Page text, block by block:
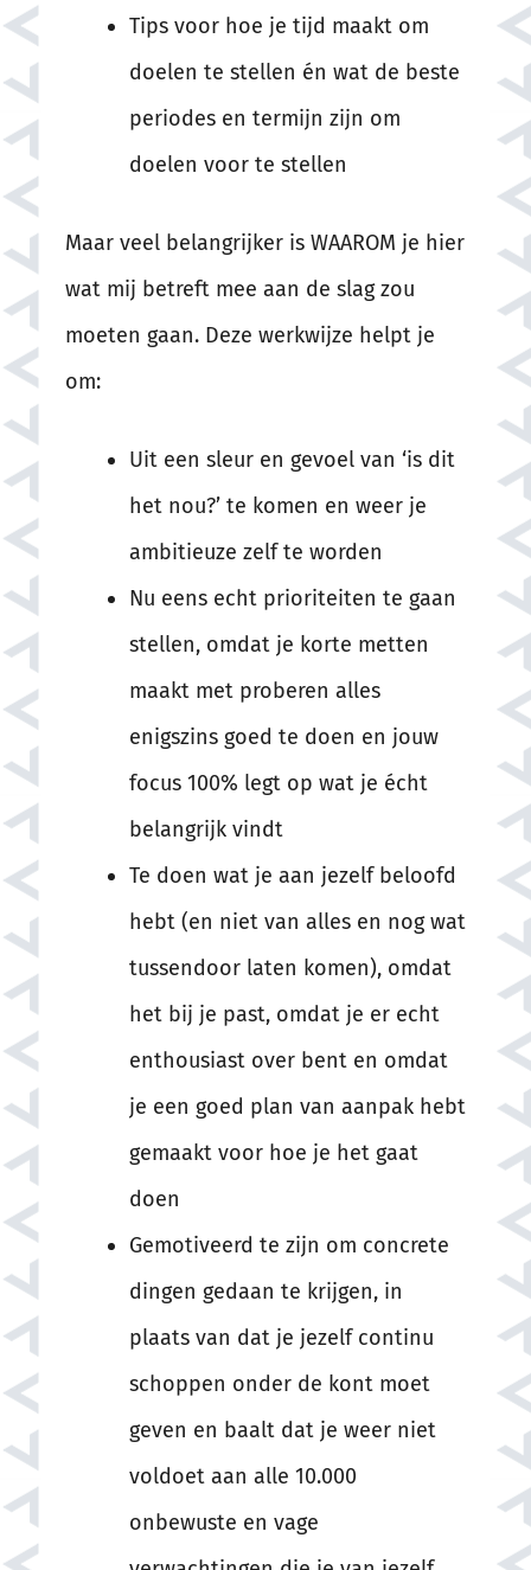
Tips voor hoe je tijd maakt om
doelen te stellen én wat de beste
periodes en termijn zijn om
doelen voor te stellen
Maar veel belangrijker is WAAROM je hier
wat mij betreft mee aan de slag zou
moeten gaan. Deze werkwijze helpt je
om:
Uit een sleur en gevoel van ‘is dit
het nou?’ te komen en weer je
ambitieuze zelf te worden
Nu eens echt prioriteiten te gaan
stellen, omdat je korte metten
maakt met proberen alles
enigszins goed te doen en jouw
focus 100% legt op wat je écht
belangrijk vindt
Te doen wat je aan jezelf beloofd
hebt (en niet van alles en nog wat
tussendoor laten komen), omdat
het bij je past, omdat je er echt
enthousiast over bent en omdat
je een goed plan van aanpak hebt
gemaakt voor hoe je het gaat
doen
Gemotiveerd te zijn om concrete
dingen gedaan te krijgen, in
plaats van dat je jezelf continu
schoppen onder de kont moet
geven en baalt dat je weer niet
voldoet aan alle 10.000
onbewuste en vage